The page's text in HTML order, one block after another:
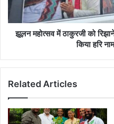
भक्तों
किया
का
झूलन महोत्सव में ठाकुरजी को
किया हरि
Related Articles